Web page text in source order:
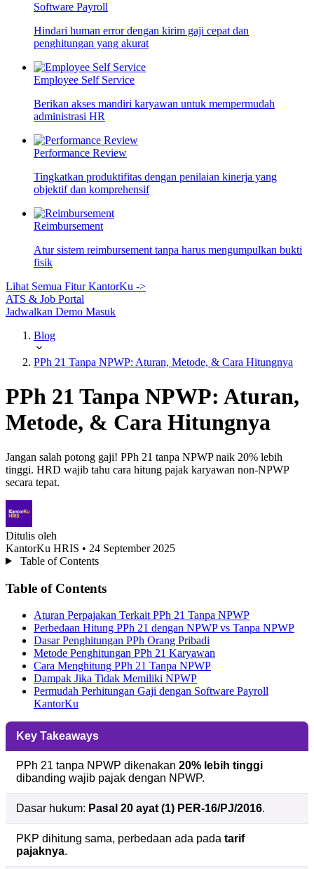
Software Payroll
Hindari human error dengan kirim gaji cepat dan
penghitungan yang akurat
Employee Self Service
Berikan akses mandiri karyawan untuk mempermudah
administrasi HR
Performance Review
Tingkatkan produktifitas dengan penilaian kinerja yang
objektif dan komprehensif
Reimbursement
Atur sistem reimbursement tanpa harus mengumpulkan bukti
fisik
Lihat Semua Fitur KantorKu ->
ATS & Job Portal
Jadwalkan Demo Masuk
Blog
PPh 21 Tanpa NPWP: Aturan, Metode, & Cara Hitungnya
PPh 21 Tanpa NPWP: Aturan,
Metode, & Cara Hitungnya
Jangan salah potong gaji! PPh 21 tanpa NPWP naik 20% lebih
tinggi. HRD wajib tahu cara hitung pajak karyawan non-NPWP
secara tepat.
Ditulis oleh
KantorKu HRIS • 24 September 2025
Table of Contents
Table of Contents
Aturan Perpajakan Terkait PPh 21 Tanpa NPWP
Perbedaan Hitung PPh 21 dengan NPWP vs Tanpa NPWP
Dasar Penghitungan PPh Orang Pribadi
Metode Penghitungan PPh 21 Karyawan
Cara Menghitung PPh 21 Tanpa NPWP
Dampak Jika Tidak Memiliki NPWP
Permudah Perhitungan Gaji dengan Software Payroll
KantorKu
Key Takeaways
PPh 21 tanpa NPWP dikenakan 20% lebih tinggi
dibanding wajib pajak dengan NPWP.
Dasar hukum: Pasal 20 ayat (1) PER-16/PJ/2016.
PKP dihitung sama, perbedaan ada pada tarif
pajaknya.